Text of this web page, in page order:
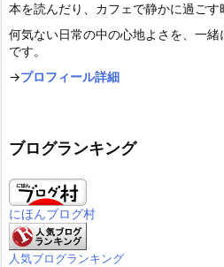
本を読んだり、カフェで静かに過ごす
何気ない日常の中の心地よさを、一
です。
→プロフィール詳細
ブログランキング
にほんブログ村
人気ブログランキング